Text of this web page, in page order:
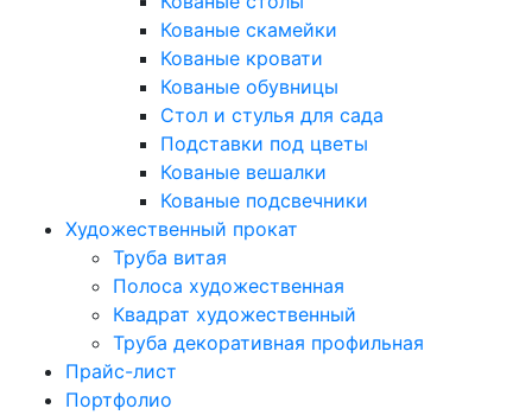
Кованые скамейки
Кованые кровати
Кованые обувницы
Стол и стулья для сада
Подставки под цветы
Кованые вешалки
Кованые подсвечники
Художественный прокат
Труба витая
Полоса художественная
Квадрат художественный
Труба декоративная профильная
Прайс-лист
Портфолио